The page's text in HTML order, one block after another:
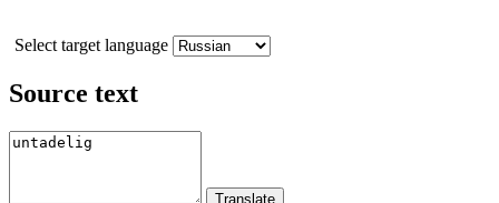
Select target language
Source text